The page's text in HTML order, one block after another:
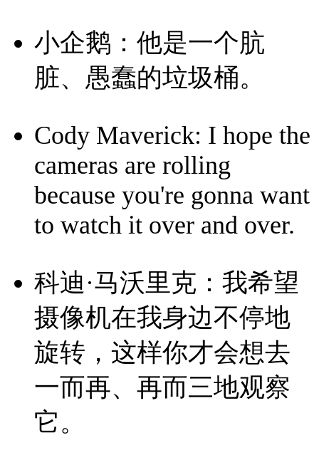
小企鹅：他是一个肮
脏、愚蠢的垃圾桶。
Cody Maverick: I hope the
cameras are rolling
because you're gonna want
to watch it over and over.
科迪·马沃里克：我希望
摄像机在我身边不停地
旋转，这样你才会想去
一而再、再而三地观察
它。